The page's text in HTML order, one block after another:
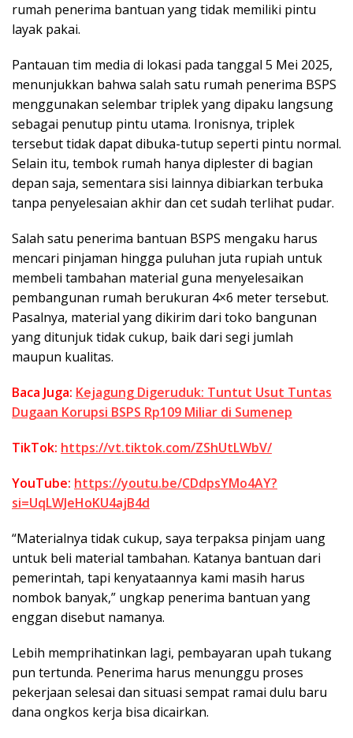
rumah penerima bantuan yang tidak memiliki pintu
layak pakai.
Pantauan tim media di lokasi pada tanggal 5 Mei 2025,
menunjukkan bahwa salah satu rumah penerima BSPS
menggunakan selembar triplek yang dipaku langsung
sebagai penutup pintu utama. Ironisnya, triplek
tersebut tidak dapat dibuka-tutup seperti pintu normal.
Selain itu, tembok rumah hanya diplester di bagian
depan saja, sementara sisi lainnya dibiarkan terbuka
tanpa penyelesaian akhir dan cet sudah terlihat pudar.
Salah satu penerima bantuan BSPS mengaku harus
mencari pinjaman hingga puluhan juta rupiah untuk
membeli tambahan material guna menyelesaikan
pembangunan rumah berukuran 4×6 meter tersebut.
Pasalnya, material yang dikirim dari toko bangunan
yang ditunjuk tidak cukup, baik dari segi jumlah
maupun kualitas.
Baca Juga: Kejagung Digeruduk: Tuntut Usut Tuntas
Dugaan Korupsi BSPS Rp109 Miliar di Sumenep
TikTok: https://vt.tiktok.com/ZShUtLWbV/
YouTube: https://youtu.be/CDdpsYMo4AY?
si=UqLWJeHoKU4ajB4d
“Materialnya tidak cukup, saya terpaksa pinjam uang
untuk beli material tambahan. Katanya bantuan dari
pemerintah, tapi kenyataannya kami masih harus
nombok banyak,” ungkap penerima bantuan yang
enggan disebut namanya.
Lebih memprihatinkan lagi, pembayaran upah tukang
pun tertunda. Penerima harus menunggu proses
pekerjaan selesai dan situasi sempat ramai dulu baru
dana ongkos kerja bisa dicairkan.